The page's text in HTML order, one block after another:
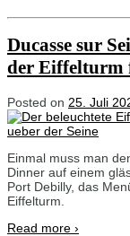
Ducasse sur
der Eiffelturm
Posted on 25. Juli
Einmal muss man
Dinner auf einem
Port Debilly, das
Eiffelturm.
Read more ›